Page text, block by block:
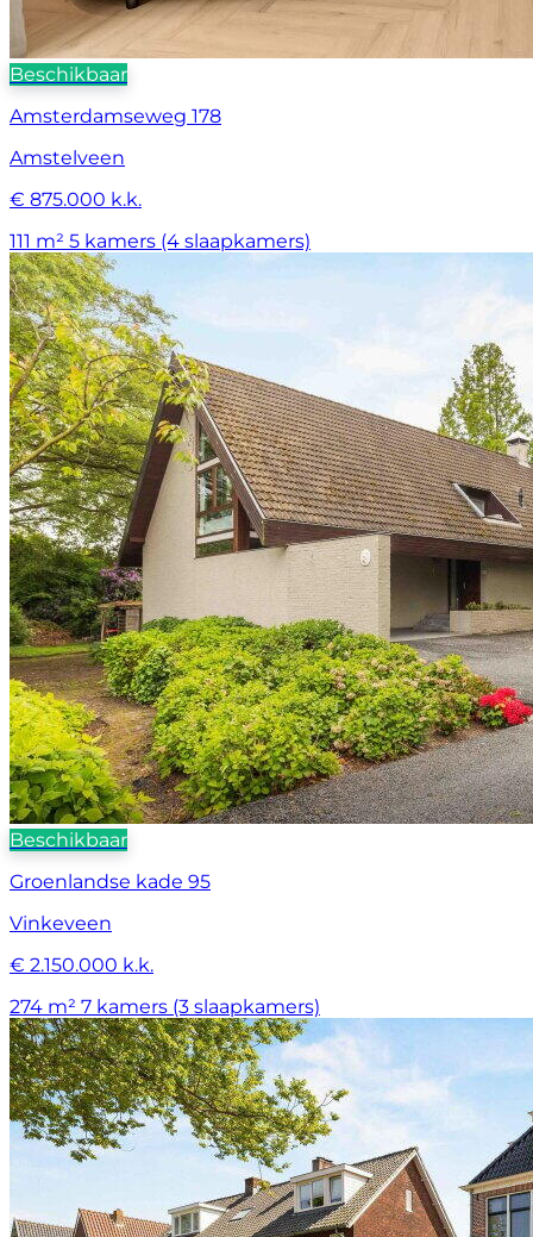
Beschikbaar
Amsterdamseweg 178
Amstelveen
€ 875.000 k.k.
111 m² 5 kamers (4 slaapkamers)
Beschikbaar
Groenlandse kade 95
Vinkeveen
€ 2.150.000 k.k.
274 m² 7 kamers (3 slaapkamers)